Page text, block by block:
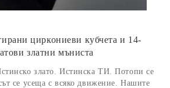
циркониеви кубчета и 14-
златни мъниста
злато. Истинска ТИ. Потопи се
се усеща с всяко движение. Нашите